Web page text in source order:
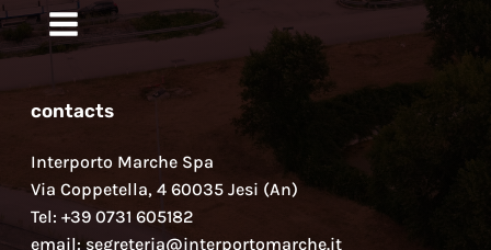
contacts
Interporto Marche Spa
Via Coppetella, 4 60035 Jesi (An)
Tel: +39 0731 605182
email: segreteria@interportomarche.it